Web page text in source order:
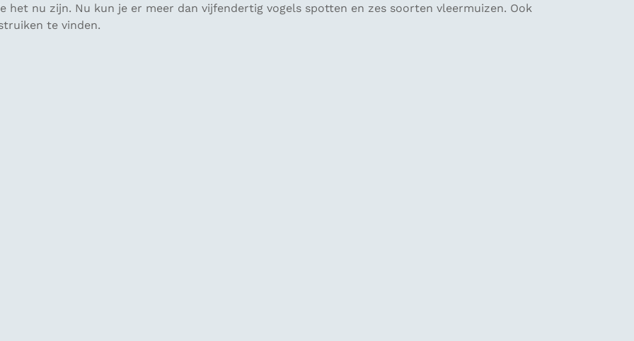
nu zijn. Nu kun je er meer dan vijfendertig vogels spotten en zes soorten vleermuizen. Ook
te vinden.